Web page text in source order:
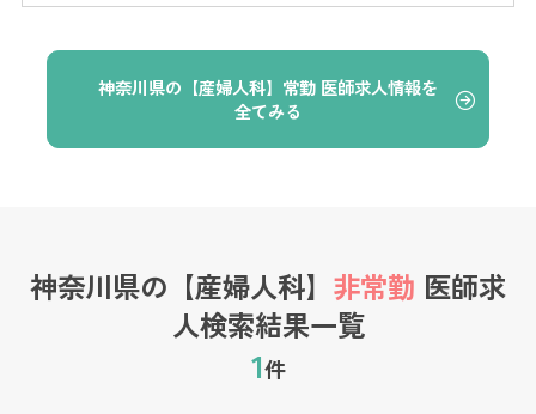
神奈川県の【産婦人科】常勤 医師求人情報を
全てみる
神奈川県の【産婦人科】 非常勤 医師求
人検索結果一覧
1件